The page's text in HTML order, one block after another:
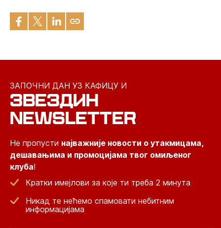
ЗАПОЧНИ ДАН УЗ КАФИЦУ И
ЗВЕЗДИН
NEWSLETTER
Не пропусти најважније новости о утакмицама,
дешавањима и промоцијама твог омиљеног
клуба!
Кратки имејлови за које ти треба 2 минута
Никад те нећемо спамовати небитним
информацијама